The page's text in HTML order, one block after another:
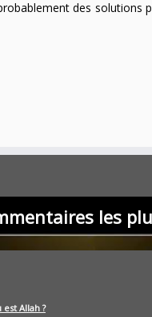
des solutions
les
est Allah ?